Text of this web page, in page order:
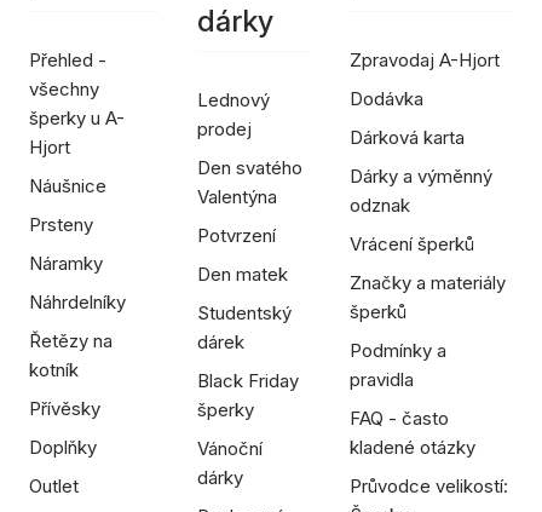
Přehled -
všechny
šperky u A-
Hjort
Náušnice
Prsteny
Náramky
Náhrdelníky
Řetězy na
kotník
Přívěsky
Doplňky
Outlet
dárky
Lednový
prodej
Den svatého
Valentýna
Potvrzení
Den matek
Studentský
dárek
Black Friday
šperky
Vánoční
dárky
Zpravodaj A-Hjort
Dodávka
Dárková karta
Dárky a výměnný
odznak
Vrácení šperků
Značky a materiály
šperků
Podmínky a
pravidla
FAQ - často
kladené otázky
Průvodce velikostí: